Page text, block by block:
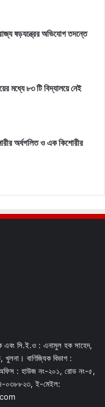
ষড়যন্ত্রের অভিযোগ তদন্তে
মধ্যে ৮৩ টি বিদ্যালয়ে নেই
অর্ধগলিত ও এক কিশোরীর
এবং সি.ই.ও : এনামুল হক সাহেদ,
খুলনা। বাণিজ্যিক বিভাগ :
: হাউজ নং-২০১, রোড নং-৫,
০৩৮৮২৩, ই-মেইল: